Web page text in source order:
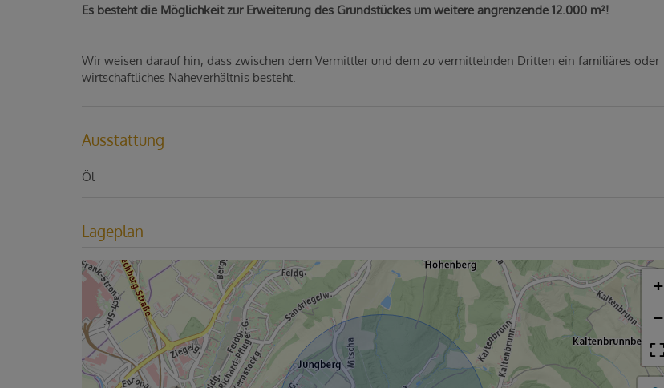
Es besteht die Möglichkeit zur Erweiterung des Grundstückes um weitere angrenzende 12.000 m²!
Wir weisen darauf hin, dass zwischen dem Vermittler und dem zu vermittelnden Dritten ein familiäres oder
wirtschaftliches Naheverhältnis besteht.
Ausstattung
Öl
Lageplan
+
−